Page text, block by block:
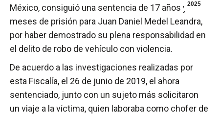
2025
México, consiguió una sentencia de 17 años y 6
meses de prisión para Juan Daniel Medel Leandra,
por haber demostrado su plena responsabilidad en
el delito de robo de vehículo con violencia.
De acuerdo a las investigaciones realizadas por
esta Fiscalía, el 26 de junio de 2019, el ahora
sentenciado, junto con un sujeto más solicitaron
un viaje a la víctima, quien laboraba como chofer de